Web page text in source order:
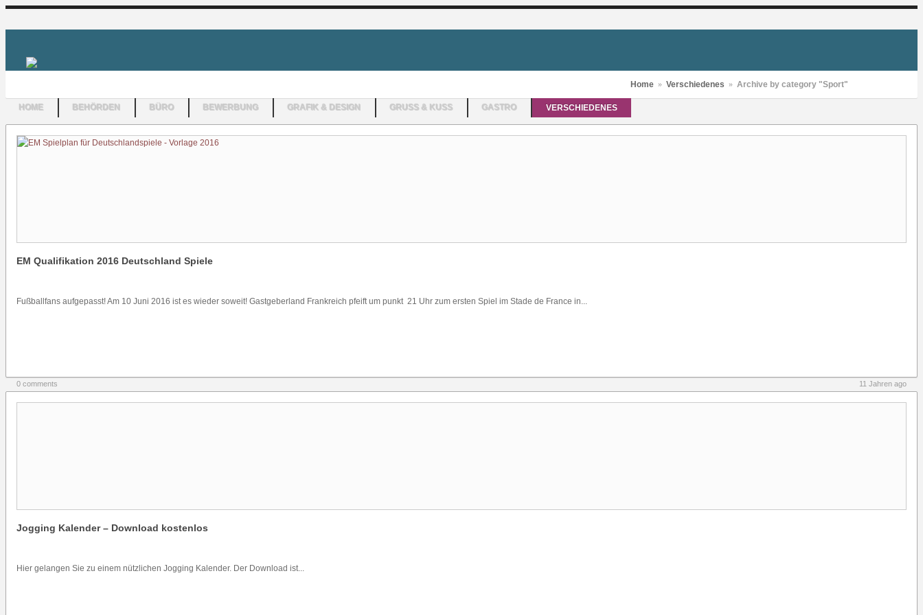
HOME BEHÖRDEN BÜRO BEWERBUNG GRAFIK & DESIGN GRUSS & KUSS GASTRO VERSCHIEDENES
Home » Verschiedenes » Archive by category "Sport"
EM Qualifikation 2016 Deutschland Spiele
Fußballfans aufgepasst! Am 10 Juni 2016 ist es wieder soweit! Gastgeberland Frankreich pfeift um punkt 21 Uhr zum ersten Spiel im Stade de France in...
0 comments 11 Jahren ago
Jogging Kalender – Download kostenlos
Hier gelangen Sie zu einem nützlichen Jogging Kalender. Der Download ist...